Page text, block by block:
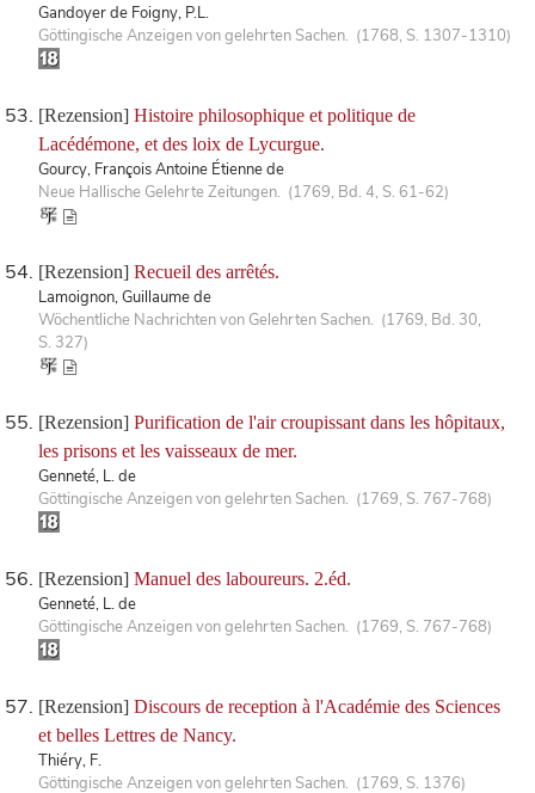
Gandoyer de Foigny, P.L.
Göttingische Anzeigen von gelehrten Sachen. (1768, S. 1307-1310)
[Rezension] Histoire philosophique et politique de
Lacédémone, et des loix de Lycurgue.
Gourcy, François Antoine Étienne de
Neue Hallische Gelehrte Zeitungen. (1769, Bd. 4, S. 61-62)
[Rezension] Recueil des arrêtés.
Lamoignon, Guillaume de
Wöchentliche Nachrichten von Gelehrten Sachen. (1769, Bd. 30,
S. 327)
[Rezension] Purification de l'air croupissant dans les hôpitaux,
les prisons et les vaisseaux de mer.
Genneté, L. de
Göttingische Anzeigen von gelehrten Sachen. (1769, S. 767-768)
[Rezension] Manuel des laboureurs. 2.éd.
Genneté, L. de
Göttingische Anzeigen von gelehrten Sachen. (1769, S. 767-768)
[Rezension] Discours de reception à l'Académie des Sciences
et belles Lettres de Nancy.
Thiéry, F.
Göttingische Anzeigen von gelehrten Sachen. (1769, S. 1376)